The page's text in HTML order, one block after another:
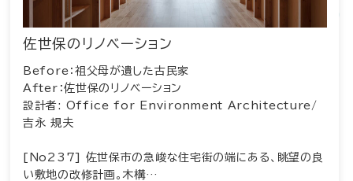
佐世保のリノベーション
Before：祖父母が遺した古民家
After：佐世保のリノベーション
設計者: Office for Environment Architecture/
吉永 規夫
[No237] 佐世保市の急峻な住宅街の端にある、眺望の良
い敷地の改修計画。木構…